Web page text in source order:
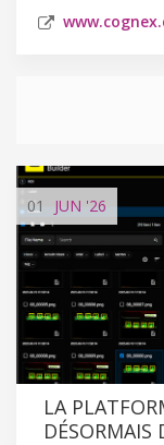
01 JUN '26
LA
DÉSORMAIS